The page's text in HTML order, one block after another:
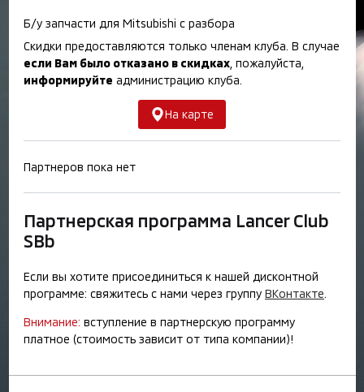
Б/у запчасти для Mitsubishi с разбора
Скидки предоставляются только членам клуба. В случае
если Вам было отказано в скидках , пожалуйста,
информируйте администрацию клуба.
На карте
Партнеров пока нет
Партнерская программа Lancer Club
SBb
Если вы хотите присоединиться к нашей дисконтной
программе: свяжитесь с нами через группу ВКонтакте
Внимание: вступление в партнерскую программу
платное (стоимость зависит от типа компании)!